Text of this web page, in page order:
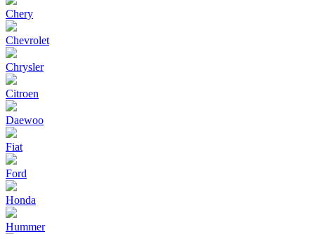
Chery
Chevrolet
Chrysler
Citroen
Daewoo
Fiat
Ford
Honda
Hummer